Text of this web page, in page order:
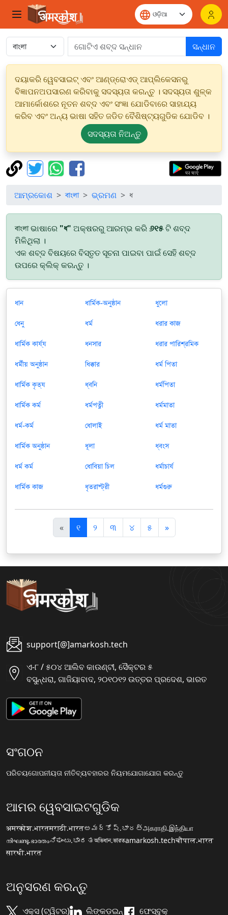
ସନ୍ଧାନ
ଦୟାକରି ୱେବସାଇଟ୍ ଏବଂ ଆଣ୍ଡ୍ରୋଏଡ୍ ଆପ୍ଲିକେସନରୁ
ବିଜ୍ଞାପନଅପସାରଣ କରିବାକୁ ସଦସ୍ୟତା କରନ୍ତୁ । ସଦସ୍ୟତା ଶୁଳ୍କ
ଆମାର୍କୋଶରେ ନୂତନ ଶବ୍ଦ ଏବଂ ସଂଜ୍ଞା ଯୋଡିବାରେ ସାହାଯ୍ୟ
କରିବ ଏବଂ ଅନ୍ୟ ଭାଷା ସହିତ ଜଡିତ ବୈଶିଷ୍ଟ୍ୟଗୁଡିକ ଯୋଡିବ ।
ସଦସ୍ୟତା ନିଅନ୍ତୁ
ଆମ୍ରକୋଶ বাংলা ଭ୍ରମଣ ধ
বাংলা ଭାଷାରେ "ধ" ଅକ୍ଷରରୁ ଆରମ୍ଭ କରି୬୧୫ଟି ଶବ୍ଦ
ମିଳିଥିଲା ।
ଏକ ଶବ୍ଦ ବିଷୟରେ ବିସ୍ତୃତ ସୂଚନା ପାଇବା ପାଇଁ ସେହି ଶବ୍ଦ
ଉପରେ କ୍ଲିକ୍ କରନ୍ତୁ ।
ধান
ধেনু
ধার্মিক কার্য্য
ধর্মীয় অনুষ্ঠান
ধার্মিক কৃত্য
ধার্মিক কর্ম
ধর্ম-কর্ম
ধার্মিক অনুষ্ঠান
ধর্ম কর্ম
ধার্মিক কাজ
ধার্মিক-অনুষ্ঠান
ধর্ম
ধনসার
ধিক্কার
ধ্বনি
ধর্মপত্নী
ধোলাই
ধূলা
ধোবিয়া চিল
ধৃতরাষ্ট্রী
ধুলো
ধরার কাজ
ধরার পারিশ্রমিক
ধর্ম পিতা
ধর্মপিতা
ধর্মমাতা
ধর্ম মাতা
ধ্বংস
ধর্মাচার্য
ধর্মগুরু
«पि
छ
ला
୧ ୨ ୩ ୪ ୫ »अ
ग
ला
support[@]amarkosh.tech
ଏ-୮ / ୫୦୪ ଆଲିବ କାଉଣ୍ଟୀ, ସୈକ୍ଟର ୫
ବସୁନ୍ଧରା, ଗାଜିୟାବାଦ, ୨୦୧୦୧୨ ଉତ୍ତର ପ୍ରଦେଶ, ଭାରତ
ସଂଗଠନ
ପରିଚୟଗୋପନୀୟତା ନୀତିବ୍ୟବହାରର ନିୟମଯୋଗାଯୋଗ କରନ୍ତୁ
ଆମର ୱେବସାଇଟଗୁଡିକ
अमरकोश.भारतमराठी.भारतఅమర్కోష్.భారత్அகராதி.இந்தியா
നിഘണ്ടു.ഭാരതംನಿಘಂಟು.ಭಾರತঅভিধান.ভারতamarkosh.techचौपाल.भारत
सारथी.भारत
ଅନୁସରଣ କରନ୍ତୁ
ଏକ୍ସ (ଟ୍ୱିଟର) ଲିଙ୍କଡ଼ଇନ୍ ଫେସ୍ବୁକ୍